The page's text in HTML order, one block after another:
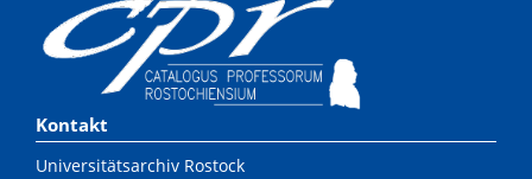
Kontakt
Universitätsarchiv Rostock